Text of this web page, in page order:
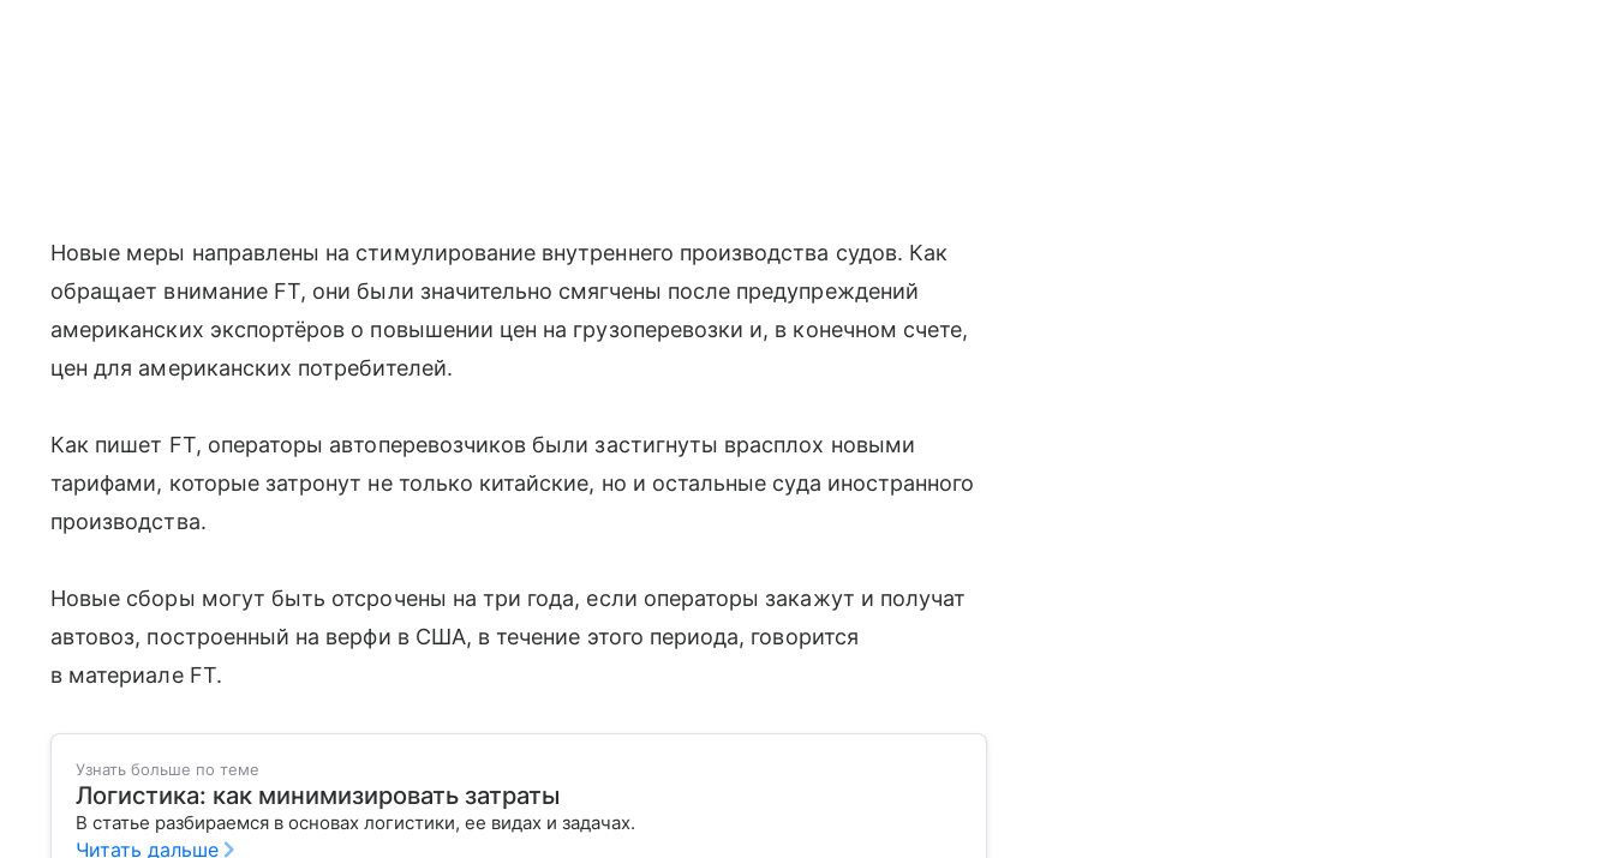
Новые меры направлены на стимулирование внутреннего производства судов. Как
обращает внимание FT, они были значительно смягчены после предупреждений
американских экспортёров о повышении цен на грузоперевозки и, в конечном счете,
цен для американских потребителей.
Как пишет FT, операторы автоперевозчиков были застигнуты врасплох новыми
тарифами, которые затронут не только китайские, но и остальные суда иностранного
производства.
Новые сборы могут быть отсрочены на три года, если операторы закажут и получат
автовоз, построенный на верфи в США, в течение этого периода, говорится
в материале FT.
Узнать больше по теме
Логистика: как минимизировать затраты
В статье разбираемся в основах логистики, ее видах и задачах.
Читать дальше